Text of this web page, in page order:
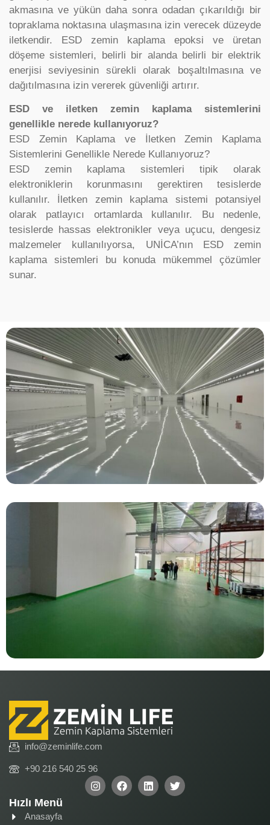
akmasına ve yükün daha sonra odadan çıkarıldığı bir
topraklama noktasına ulaşmasına izin verecek düzeyde
iletkendir. ESD zemin kaplama epoksi ve üretan
döşeme sistemleri, belirli bir alanda belirli bir elektrik
enerjisi seviyesinin sürekli olarak boşaltılmasına ve
dağıtılmasına izin vererek güvenliği artırır.
ESD ve iletken zemin kaplama sistemlerini
genellikle nerede kullanıyoruz?
ESD Zemin Kaplama ve İletken Zemin Kaplama
Sistemlerini Genellikle Nerede Kullanıyoruz?
ESD zemin kaplama sistemleri tipik olarak
elektroniklerin korunmasını gerektiren tesislerde
kullanılır. İletken zemin kaplama sistemi potansiyel
olarak patlayıcı ortamlarda kullanılır. Bu nedenle,
tesislerde hassas elektronikler veya uçucu, dengesiz
malzemeler kullanılıyorsa, UNİCA’nın ESD zemin
kaplama sistemleri bu konuda mükemmel çözümler
sunar.
info@zeminlife.com
+90 216 540 25 96
Hızlı Menü
Anasayfa